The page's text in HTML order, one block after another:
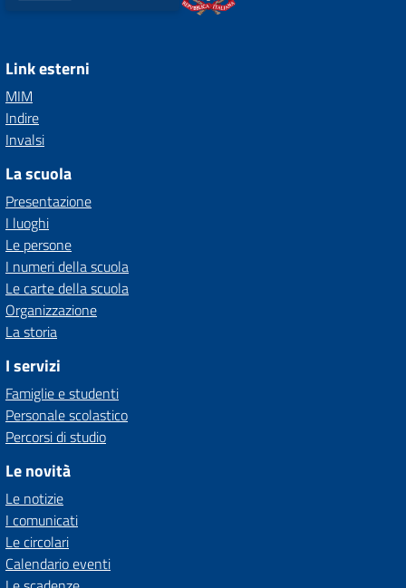
Link esterni
MIM
Indire
Invalsi
La scuola
Presentazione
I luoghi
Le persone
I numeri della scuola
Le carte della scuola
Organizzazione
La storia
I servizi
Famiglie e studenti
Personale scolastico
Percorsi di studio
Le novità
Le notizie
I comunicati
Le circolari
Calendario eventi